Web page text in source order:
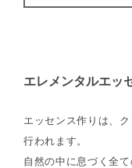
エレメンタルエッ
エッセンス作りは、
行われます。
自然の中に息づく全